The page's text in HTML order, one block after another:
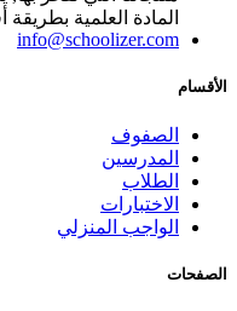
المادة العلمية
info@schoolizer.com
الأقسام
الصفوف
المدرسين
الطلاب
الاختبارات
الواجب المنزلي
الصفحات